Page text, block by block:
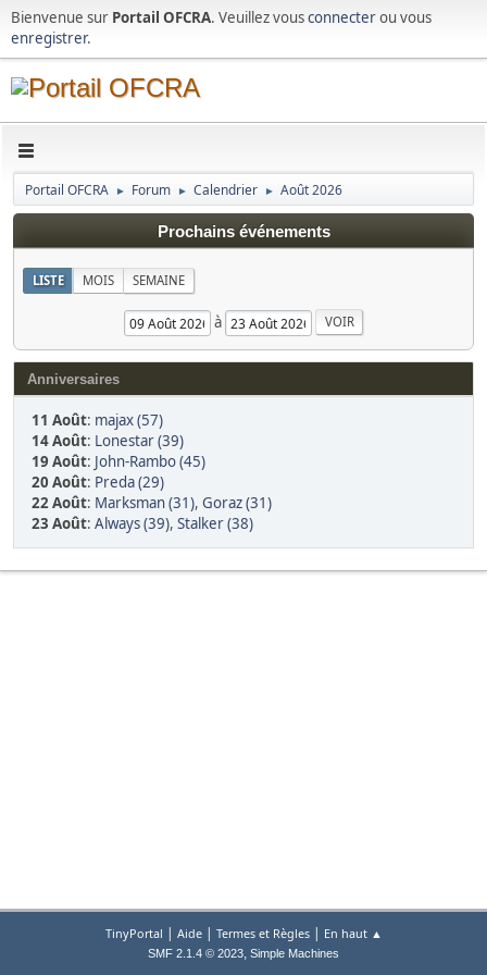
Bienvenue sur Portail OFCRA. Veuillez vousconnecterou vous
enregistrer.
Portail OFCRA ► Forum ► Calendrier ► Août 2026
Prochains événements
LISTE MOIS SEMAINE
à
Anniversaires
11 Août: majax (57)
14 Août: Lonestar (39)
19 Août: John-Rambo (45)
20 Août: Preda (29)
22 Août: Marksman (31), Goraz (31)
23 Août: Always (39), Stalker (38)
TinyPortal | Aide| Termes et Règles| En haut ▲
SMF 2.1.4 © 2023, Simple Machines